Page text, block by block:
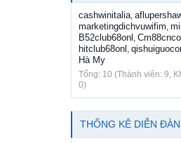
cashwinitalia,
marketingdichvuwifim,
B52club68onl ,
hitclub68onl ,
Hà My
Tổng: 10 (Thành viên: 9,
0)
THỐNG KÊ DIỄN ĐÀN